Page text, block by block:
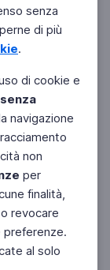
senza
di più
.
di cookie e
navigazione
non
per
finalità,
revocare
al solo
Instagram